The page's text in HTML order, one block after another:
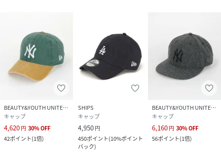
予めご了承下さい。
※光の当たり具合や撮影環境により色味が異なる場合がござ
います。正しい色味はスタジオ画像の色味をご参照くださ
い。
◆お気に入り登録でアイテム情報をゲット◆
いものリストを作成！
いち早く特典情報をゲットして
BEAUTY&YOUTH UNITED ARROWS
キャップ
4,620円 30%OFF
42ポイント(1倍)
SHIPS
キャップ
4,950円
450ポイント(10%ポイント
バック)
BEAUTY&YOUTH UNITED ARROWS
キャップ
6,160円 30%OFF
56ポイント(1倍)